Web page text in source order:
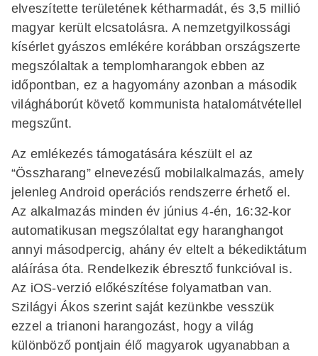
elveszítette területének kétharmadát, és 3,5 millió
magyar került elcsatolásra. A nemzetgyilkossági
kísérlet gyászos emlékére korábban országszerte
megszólaltak a templomharangok ebben az
időpontban, ez a hagyomány azonban a második
világháborút követő kommunista hatalomátvétellel
megszűnt.
Az emlékezés támogatására készült el az
“Összharang” elnevezésű mobilalkalmazás, amely
jelenleg Android operációs rendszerre érhető el.
Az alkalmazás minden év június 4-én, 16:32-kor
automatikusan megszólaltat egy haranghangot
annyi másodpercig, ahány év eltelt a békediktátum
aláírása óta. Rendelkezik ébresztő funkcióval is.
Az iOS-verzió előkészítése folyamatban van.
Szilágyi Ákos szerint saját kezünkbe vesszük
ezzel a trianoni harangozást, hogy a világ
különböző pontjain élő magyarok ugyanabban a